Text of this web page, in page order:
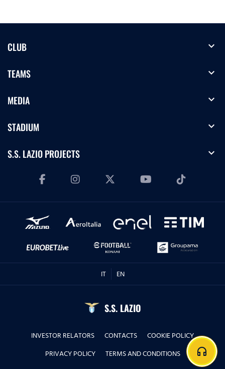
CLUB expand_more
TEAMS expand_more
MEDIA expand_more
STADIUM expand_more
S.S. LAZIO PROJECTS expand_more
IT EN
S.S. LAZIO
INVESTOR RELATORS CONTACTS
COOKIE POLICY
PRIVACY POLICY
TERMS AND CONDITIONS headphones